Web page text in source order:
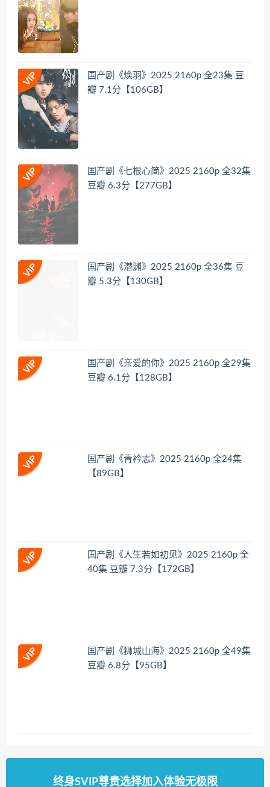
国产剧《焕羽》2025 2160p 全23集 豆
瓣 7.1分【106GB】
国产剧《七根心简》2025 2160p 全32集
豆瓣 6.3分【277GB】
国产剧《潜渊》2025 2160p 全36集 豆
瓣 5.3分【130GB】
国产剧《亲爱的你》2025 2160p 全29集
豆瓣 6.1分【128GB】
国产剧《青衿志》2025 2160p 全24集
【89GB】
国产剧《人生若如初见》2025 2160p 全
40集 豆瓣 7.3分【172GB】
国产剧《狮城山海》2025 2160p 全49集
豆瓣 6.8分【95GB】
终身SVIP尊贵选择加入体验无极限